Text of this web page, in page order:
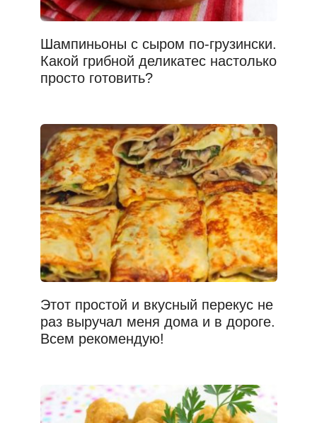
Шампиньоны с сыром по-грузински.
Какой грибной деликатес настолько
просто готовить?
Этот простой и вкусный перекус не
раз выручал меня дома и в дороге.
Всем рекомендую!